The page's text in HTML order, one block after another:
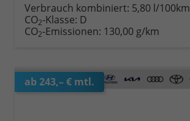
Verbrauch kombiniert: 5,80 l/100km
CO2-Klasse: D
CO2-Emissionen: 130,00 g/km
ab 243,– € mtl.